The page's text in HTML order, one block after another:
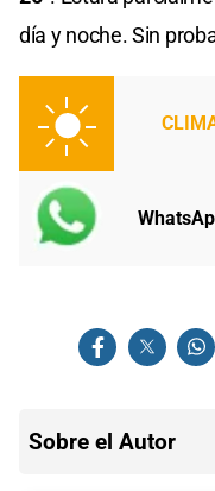
día y noche. Sin
Sobre el Autor